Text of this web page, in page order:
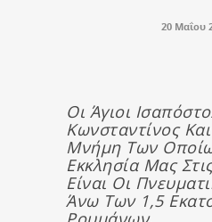
20 Μαΐου
Οι Άγιοι
Κωνσταντίνος
Μνήμη Των
Εκκλησία Μας
Είναι Οι
Άνω Των 1,5